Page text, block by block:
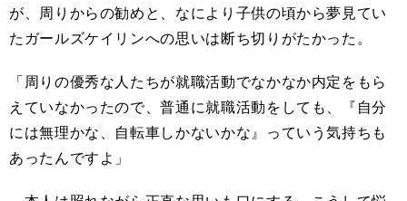
が、周りからの勧めと、なにより子供の頃から夢見てい
たガールズケイリンへの思いは断ち切りがたかった。
「周りの優秀な人たちが就職活動でなかなか内定をもら
えていなかったので、普通に就職活動をしても、『自分
には無理かな、自転車しかないかな』っていう気持ちも
あったんですよ」